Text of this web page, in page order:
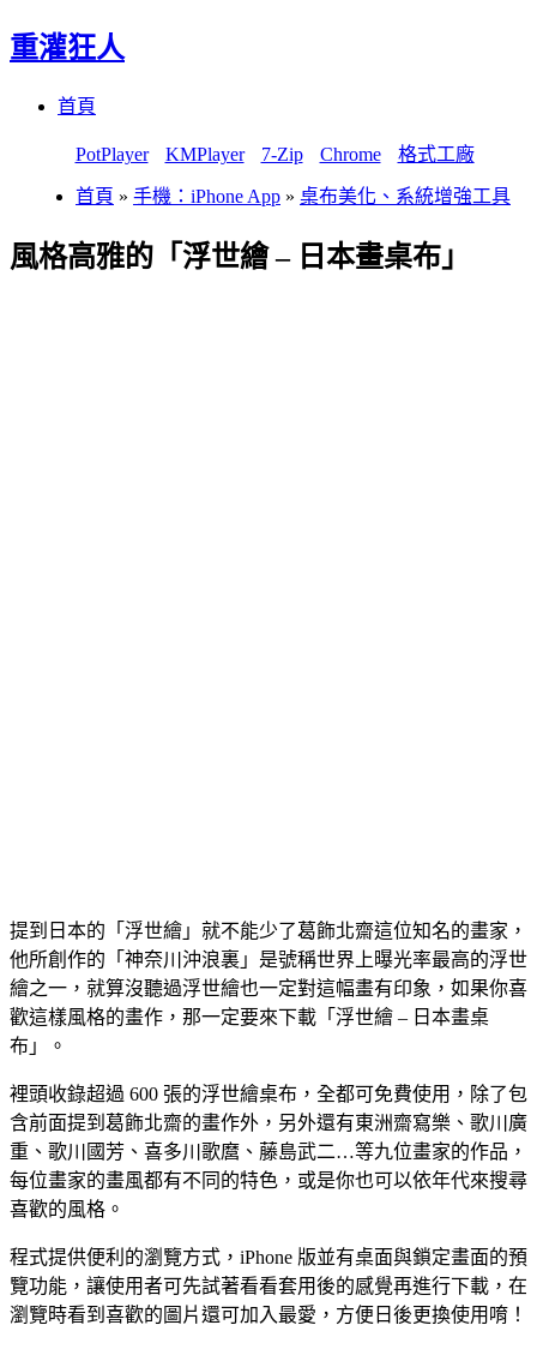
重灌狂人
首頁
PotPlayer KMPlayer 7-Zip Chrome 格式工廠
首頁 » 手機：iPhone App » 桌布美化、系統增強工具
風格高雅的「浮世繪 – 日本畫桌布」
提到日本的「浮世繪」就不能少了葛飾北齋這位知名的畫家，
他所創作的「神奈川沖浪裏」是號稱世界上曝光率最高的浮世
繪之一，就算沒聽過浮世繪也一定對這幅畫有印象，如果你喜
歡這樣風格的畫作，那一定要來下載「浮世繪 – 日本畫桌
布」。
裡頭收錄超過 600 張的浮世繪桌布，全都可免費使用，除了包
含前面提到葛飾北齋的畫作外，另外還有東洲齋寫樂、歌川廣
重、歌川國芳、喜多川歌麿、藤島武二…等九位畫家的作品，
每位畫家的畫風都有不同的特色，或是你也可以依年代來搜尋
喜歡的風格。
程式提供便利的瀏覽方式，iPhone 版並有桌面與鎖定畫面的預
覽功能，讓使用者可先試著看看套用後的感覺再進行下載，在
瀏覽時看到喜歡的圖片還可加入最愛，方便日後更換使用唷！